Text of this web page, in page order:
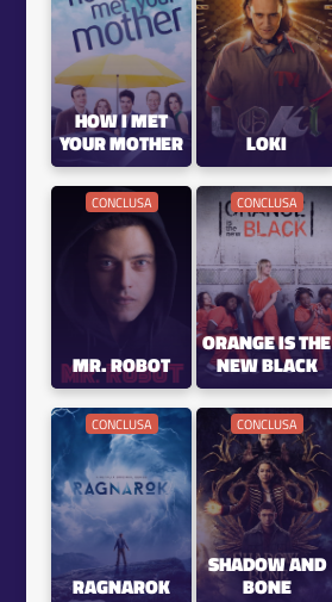
HOW I MET
YOUR MOTHER LOKI
CONCLUSA
MR. ROBOT
CONCLUSA
ORANGE IS THE
NEW BLACK
CONCLUSA
RAGNAROK
CONCLUSA
SHADOW AND
BONE